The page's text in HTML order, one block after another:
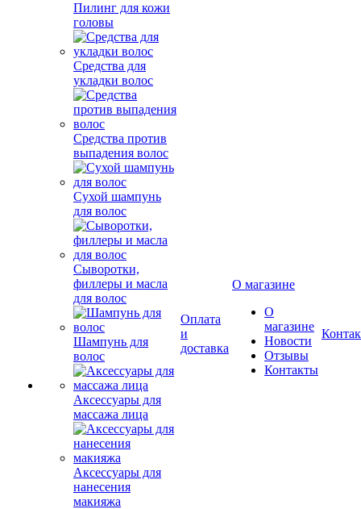
Пилинг для кожи
головы
Средства для
укладки волос
Средства против
выпадения волос
Сухой шампунь
для волос
Сыворотки,
филлеры и масла
для волос
Шампунь для
волос
Аксессуары для
массажа лица
Аксессуары для
нанесения
макияжа
Оплата
и
доставка
О магазине
О
магазине
Новости
Отзывы
Контакты